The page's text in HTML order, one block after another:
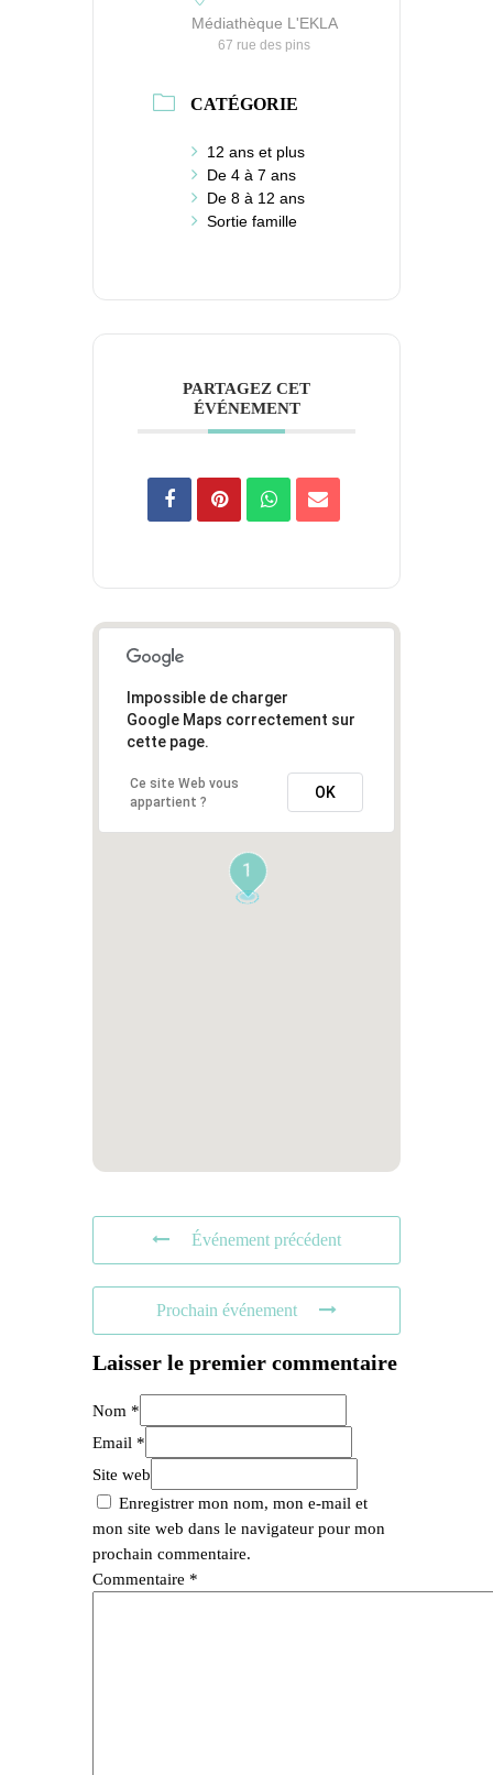
Médiathèque L'EKLA
67 rue des pins
CATÉGORIE
12 ans et plus
De 4 à 7 ans
De 8 à 12 ans
Sortie famille
PARTAGEZ CET
ÉVÉNEMENT
1
Impossible de charger
Google Maps correctement sur
cette page.
Ce site Web vous
appartient ?
OK
Événement précédent
Prochain événement
Laisser le premier commentaire
Nom *
Email *
Site web
Enregistrer mon nom, mon e-mail et
mon site web dans le navigateur pour mon
prochain commentaire.
Commentaire *